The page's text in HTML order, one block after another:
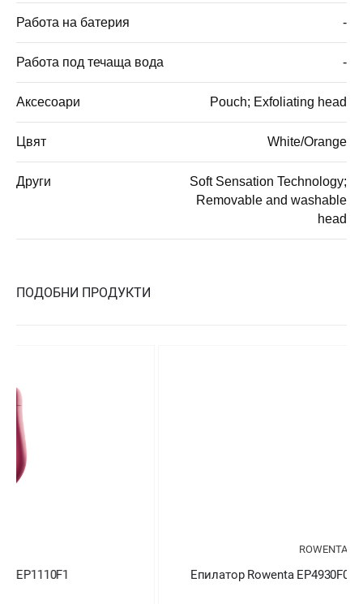
Работа на батерия -
Работа под течаща вода -
Аксесоари Pouch; Exfoliating head
Цвят White/Orange
Други
Soft Sensation Technology;
Removable and washable
head
ПОДОБНИ ПРОДУКТИ
Епилатор Rowenta EP4930F0 Wet & Dry Aquasoft